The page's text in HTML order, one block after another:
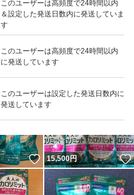
このユーザーは高頻度で24時間以内
＆設定した発送日数内に発送していま
す
このユーザーは高頻度で24時間以内
に発送しています
このユーザーは設定した発送日数内に
発送しています
いいね！
5,900
いいね！
15,500円